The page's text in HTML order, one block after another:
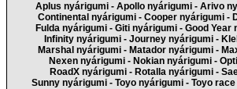
Aplus nyárigumi- Apollo nyárigumi- Arivo
Continental nyárigumi- Cooper nyárigumi-
Fulda nyárigumi - Giti nyárigumi - Good Year
Infinity nyárigumi- Journey nyárigumi-
Marshal nyárigumi- Matador nyárigumi-
Nexen nyárigumi- Nokian nyárigumi-
RoadX nyárigumi - Rotalla nyárigumi -
Sunny nyárigumi - Toyo nyárigumi - Toyo